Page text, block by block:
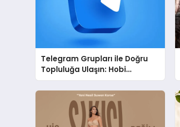
Telegram Grupları ile Doğru
Topluluğa Ulaşın: Hobi
Grupları İçin Telegram
Kullanımı